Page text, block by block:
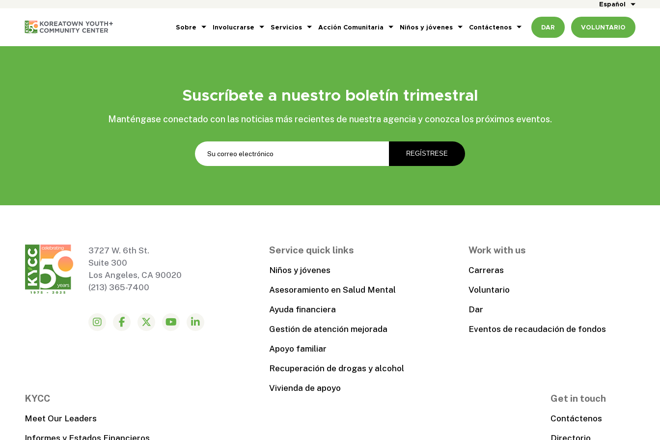
Español
Sobre Involucrarse Servicios Acción Comunitaria Niños y jóvenes Contáctenos DAR VOLUNTARIO
Suscríbete a nuestro boletín trimestral
Manténgase conectado con las noticias más recientes de nuestra agencia y conozca los próximos eventos.
3727 W. 6th St.
Suite 300
Los Angeles, CA 90020
(213) 365-7400
Service quick links
Niños y jóvenes
Asesoramiento en Salud Mental
Ayuda financiera
Gestión de atención mejorada
Apoyo familiar
Recuperación de drogas y alcohol
Vivienda de apoyo
Work with us
Carreras
Voluntario
Dar
Eventos de recaudación de fondos
KYCC
Meet Our Leaders
Informes y Estados Financieros
Get in touch
Contáctenos
Directorio